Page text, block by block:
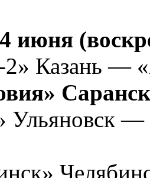
июня
» Казань —
Ульяновск